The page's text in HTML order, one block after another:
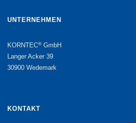
UNTERNEHMEN
KORNTEC®GmbH
Langer Acker 39
30900 Wedemark
KONTAKT